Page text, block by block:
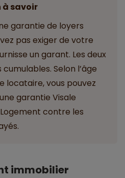
à savoir
garantie de loyers
pas exiger de votre
un garant. Les deux
Selon l’âge
locataire, vous pouvez
garantie Visale
contre les
immobilier